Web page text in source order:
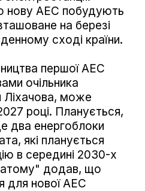
нову АЕС побудують
на березі
сході країни.
першої АЕС
очільника
Ліхачова, може
році. Планується,
два енергоблоки
які планується
в середині 2030-х
додав, що
для нової АЕС